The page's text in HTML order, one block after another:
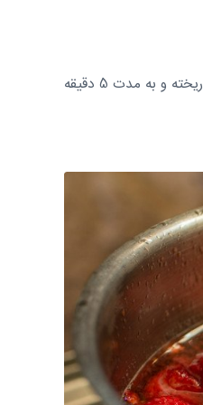
آب را داخل قابلمه ریخته و بگذارید تا بجوشد، توت فرنگی ها را خوب شسته و داخل آب جوش ریخته و به مدت 5 دقیقه